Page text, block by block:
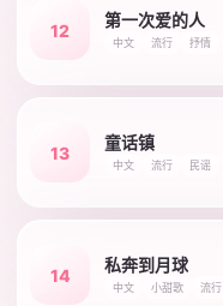
12
第一次爱的人
中文 流行 抒情
13
童话镇
中文 流行 民谣
14
私奔到月球
中文 小甜歌 流行